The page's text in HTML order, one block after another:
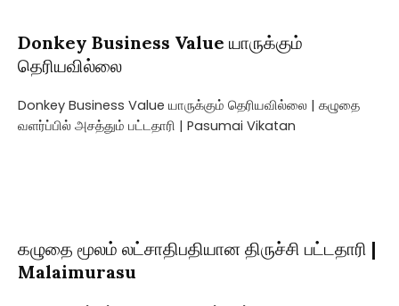
Donkey Business Value யாருக்கும்
தெரியவில்லை
Donkey Business Value யாருக்கும் தெரியவில்லை | கழுதை
வளர்ப்பில் அசத்தும் பட்டதாரி | Pasumai Vikatan
கழுதை மூலம் லட்சாதிபதியான திருச்சி பட்டதாரி |
Malaimurasu